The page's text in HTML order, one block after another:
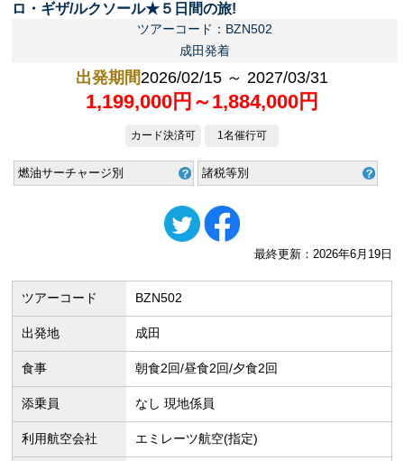
ロ・ギザ/ルクソール★５日間の旅!
ツアーコード：BZN502
成田発着
出発期間2026/02/15 ～ 2027/03/31
1,199,000円～1,884,000円
カード決済可 1名催行可
燃油サーチャージ別 諸税等別
最終更新：2026年6月19日
ツアーコード BZN502
出発地 成田
食事 朝食2回/昼食2回/夕食2回
添乗員 なし 現地係員
利用航空会社 エミレーツ航空(指定)